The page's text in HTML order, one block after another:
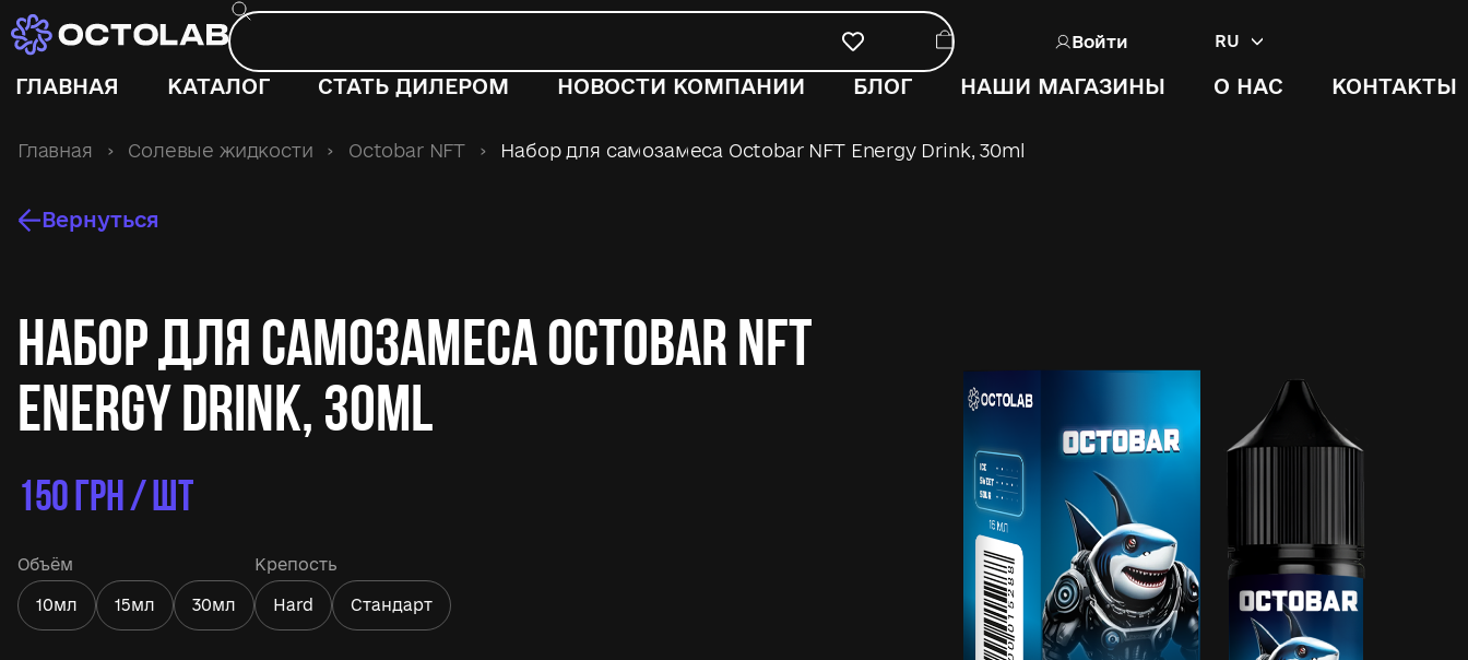
Войти RU
ГЛАВНАЯ КАТАЛОГ СТАТЬ ДИЛЕРОМ НОВОСТИ КОМПАНИИ БЛОГ НАШИ МАГАЗИНЫ О НАС КОНТАКТЫ
Главная › Солевые жидкости › Octobar NFT › Набор для самозамеса Octobar NFT Energy Drink, 30ml
Вернуться
Набор для самозамеса Octobar NFT
Energy Drink, 30ml
150ГРН / ШТ
Объём
10мл 15мл 30мл
Крепость
Hard Стандарт